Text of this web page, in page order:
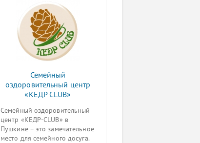
Семейный
оздоровительный центр
«КЕДР CLUB»
Семейный оздоровительный
центр «КЕДР-CLUB» в
Пушкине – это замечательное
место для семейного досуга.